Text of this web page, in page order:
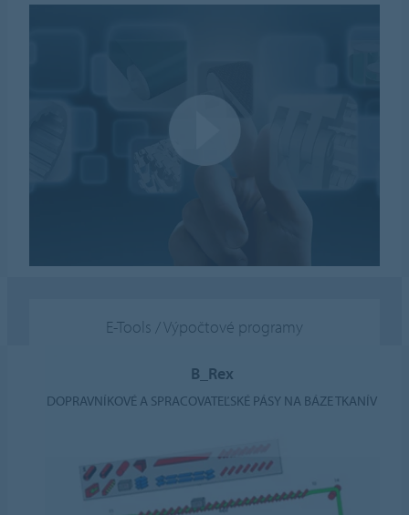
E-Tools / Výpočtové programy
B_Rex
DOPRAVNÍKOVÉ A SPRACOVATEĽSKÉ PÁSY NA BÁZE TKANÍV